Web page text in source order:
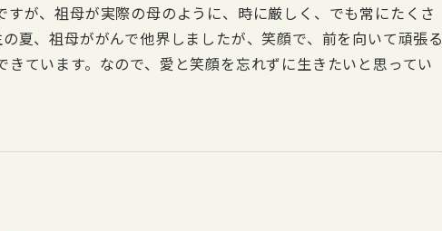
が、祖母が実際の母のように、時に厳しく、でも常にたくさ
夏、祖母ががんで他界しましたが、笑顔で、前を向いて頑張る
ています。なので、愛と笑顔を忘れずに生きたいと思ってい